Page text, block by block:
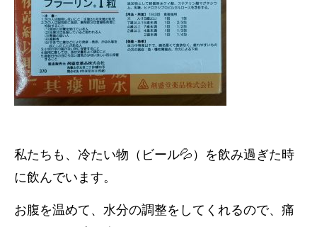
私たちも、冷たい物（ビール💦）を飲み過ぎた時
に飲んでいます。
お腹を温めて、水分の調整をしてくれるので、痛